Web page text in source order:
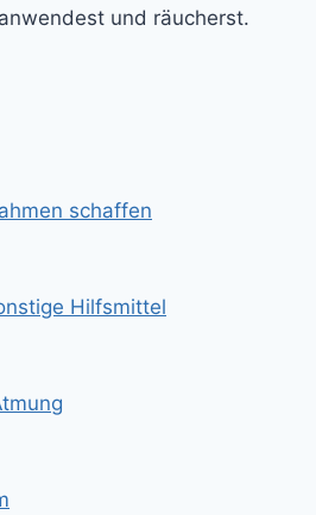
und räucherst.
schaffen
Hilfsmittel